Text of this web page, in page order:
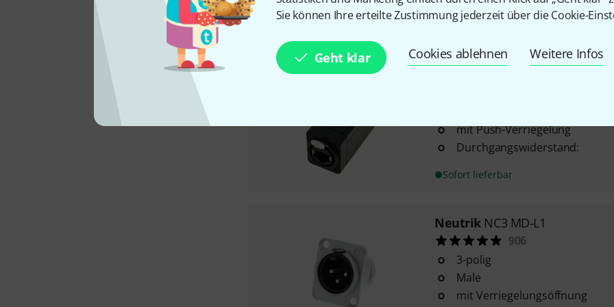
Sie können Ihre erteilte Zustimmung jederzeit über die Cookie-
Geht klar Cookies ablehnen Weitere Infos
Sofort lieferbar
mit Push-Verriegelung
Durchgangswiderstand:
Sofort lieferbar
Neutrik NC3 MD-L1
906
3-polig
Male
mit Verriegelungsöffnung